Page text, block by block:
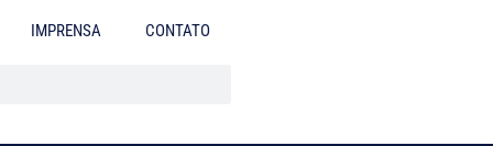
IMPRENSA CONTATO